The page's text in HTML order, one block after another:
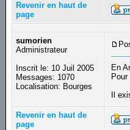
Revenir en haut de
page
sumorien
Administrateur
Inscrit le: 10 Juil 2005
Messages: 1070
Localisation: Bourges
En
Il
Revenir en haut de
page